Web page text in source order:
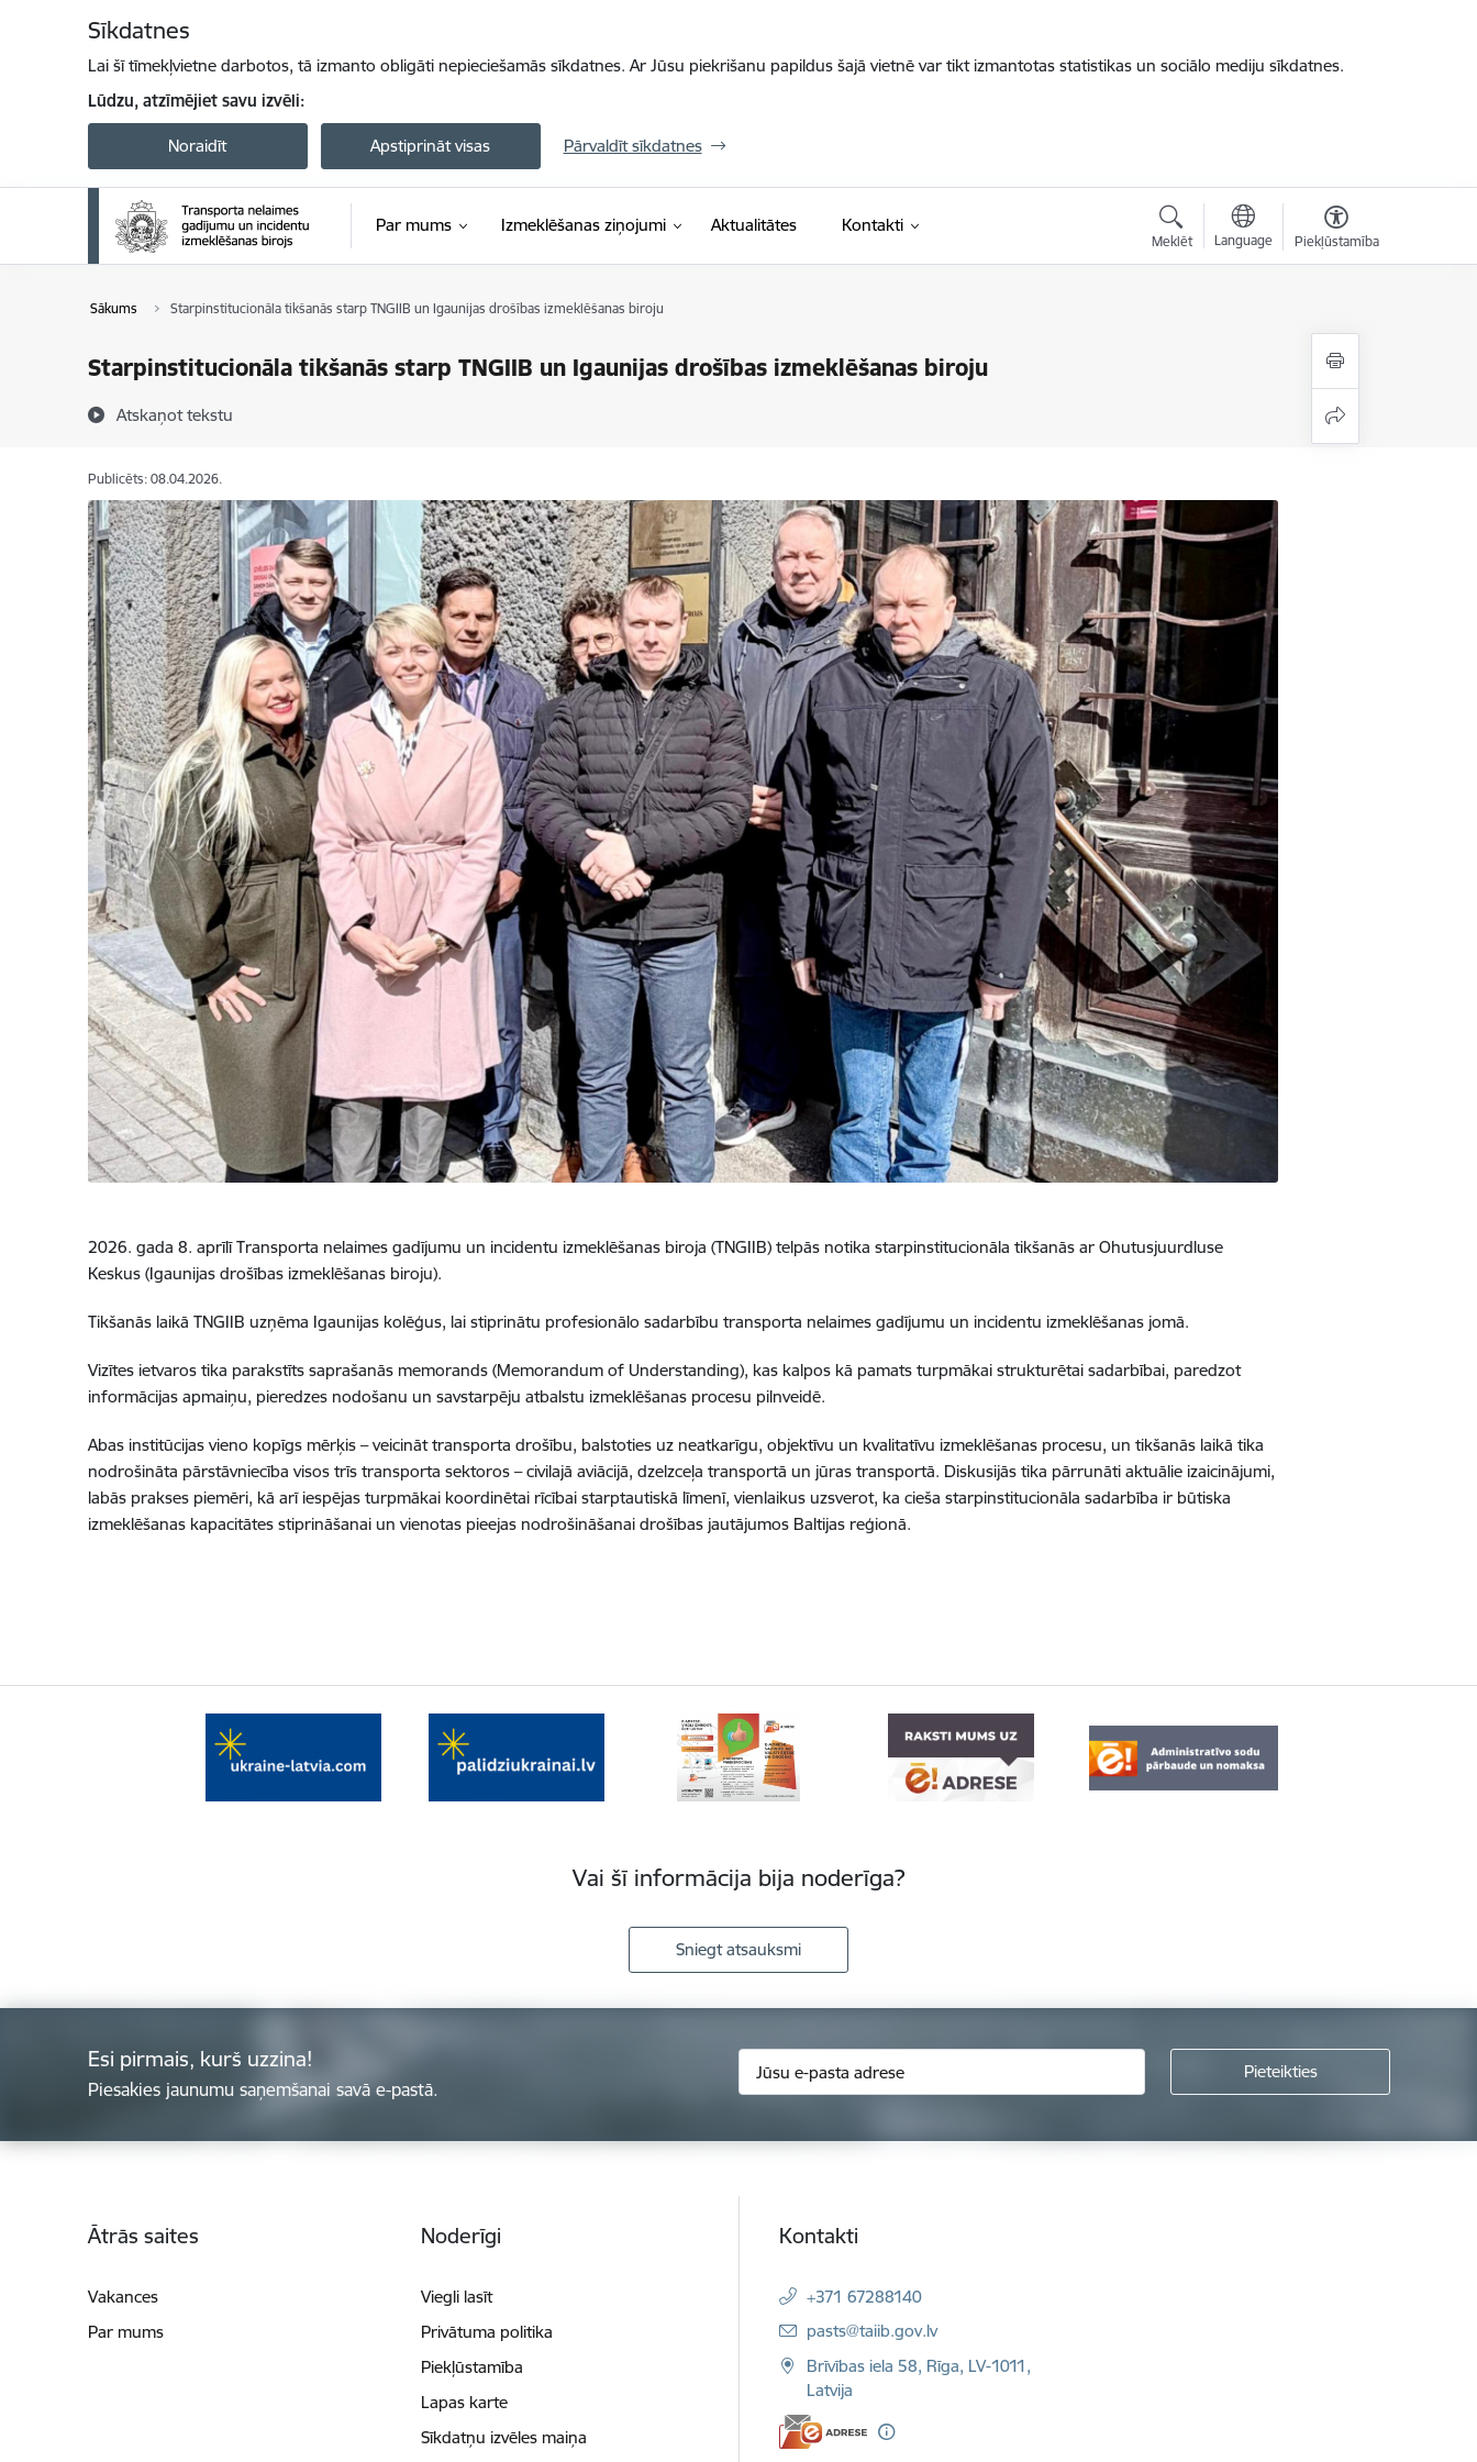
Sīkdatnes
Lai šī tīmekļvietne darbotos, tā izmanto obligāti nepieciešamās sīkdatnes. Ar Jūsu piekrišanu papildus šajā vietnē var tikt izmantotas statistikas un sociālo mediju sīkdatnes.
Lūdzu, atzīmējiet savu izvēli:
Noraidīt Apstiprināt visas Pārvaldīt sīkdatnes
Par mums Izmeklēšanas ziņojumi Aktualitātes Kontakti
Meklēt Language Piekļūstamība
Sākums Starpinstitucionāla tikšanās starp TNGIIB un Igaunijas drošības izmeklēšanas biroju
Starpinstitucionāla tikšanās starp TNGIIB un Igaunijas drošības izmeklēšanas biroju
Atskaņot tekstu
Publicēts: 08.04.2026.
2026. gada 8. aprīlī Transporta nelaimes gadījumu un incidentu izmeklēšanas biroja (TNGIIB) telpās notika starpinstitucionāla tikšanās ar Ohutusjuurdluse
Keskus (Igaunijas drošības izmeklēšanas biroju).
Tikšanās laikā TNGIIB uzņēma Igaunijas kolēģus, lai stiprinātu profesionālo sadarbību transporta nelaimes gadījumu un incidentu izmeklēšanas jomā.
Vizītes ietvaros tika parakstīts saprašanās memorands (Memorandum of Understanding), kas kalpos kā pamats turpmākai strukturētai sadarbībai, paredzot
informācijas apmaiņu, pieredzes nodošanu un savstarpēju atbalstu izmeklēšanas procesu pilnveidē.
Abas institūcijas vieno kopīgs mērķis – veicināt transporta drošību, balstoties uz neatkarīgu, objektīvu un kvalitatīvu izmeklēšanas procesu, un tikšanās laikā tika
nodrošināta pārstāvniecība visos trīs transporta sektoros – civilajā aviācijā, dzelzceļa transportā un jūras transportā. Diskusijās tika pārrunāti aktuālie izaicinājumi,
labās prakses piemēri, kā arī iespējas turpmākai koordinētai rīcībai starptautiskā līmenī, vienlaikus uzsverot, ka cieša starpinstitucionāla sadarbība ir būtiska
izmeklēšanas kapacitātes stiprināšanai un vienotas pieejas nodrošināšanai drošības jautājumos Baltijas reģionā.
Vai šī informācija bija noderīga?
Sniegt atsauksmi
Esi pirmais, kurš uzzina!
Piesakies jaunumu saņemšanai savā e-pastā.
Ātrās saites
Vakances
Par mums
Noderīgi
Viegli lasīt
Privātuma politika
Piekļūstamība
Lapas karte
Sīkdatņu izvēles maiņa
Kontakti
+371 67288140
E-pasts:
pasts@taiib.gov.lv
Brīvības iela 58, Rīga, LV-1011,
Latvija